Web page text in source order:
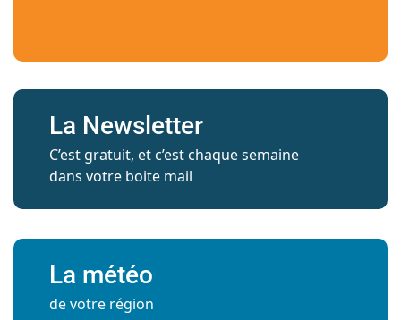
La Newsletter
C’est gratuit, et c’est chaque semaine
dans votre boite mail
La météo
de votre région